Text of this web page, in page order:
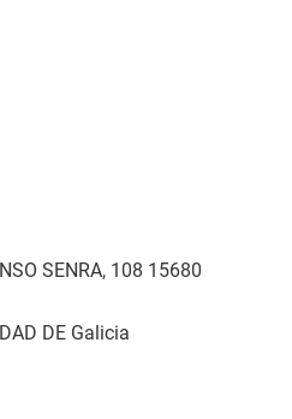
SENRA, 108 15680
DE Galicia